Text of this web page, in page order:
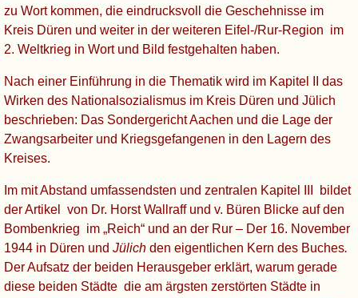
zu Wort kommen, die eindrucksvoll die Geschehnisse im
Kreis Düren und weiter in der weiteren Eifel-/Rur-Region im
2. Weltkrieg in Wort und Bild festgehalten haben.
Nach einer Einführung in die Thematik wird im Kapitel II das
Wirken des Nationalsozialismus im Kreis Düren und Jülich
beschrieben: Das Sondergericht Aachen und die Lage der
Zwangsarbeiter und Kriegsgefangenen in den Lagern des
Kreises.
Im mit Abstand umfassendsten und zentralen Kapitel III bildet
der Artikel von Dr. Horst Wallraff und v. Büren Blicke auf den
Bombenkrieg im „Reich“ und an der Rur – Der 16. November
1944 in Düren und Jülich den eigentlichen Kern des Buches.
Der Aufsatz der beiden Herausgeber erklärt, warum gerade
diese beiden Städte die am ärgsten zerstörten Städte in